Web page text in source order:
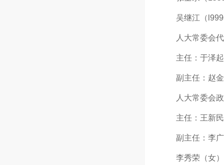
吴继江（l999
人大常委会代
主任：于泽起
副主任：赵金
人大常委会政
主任：王新民
副主任：李广
李秀荣（女）